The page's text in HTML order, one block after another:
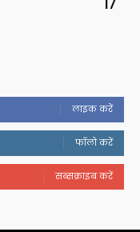
लाइक करें
फॉलो करें
सब्सक्राइब करें